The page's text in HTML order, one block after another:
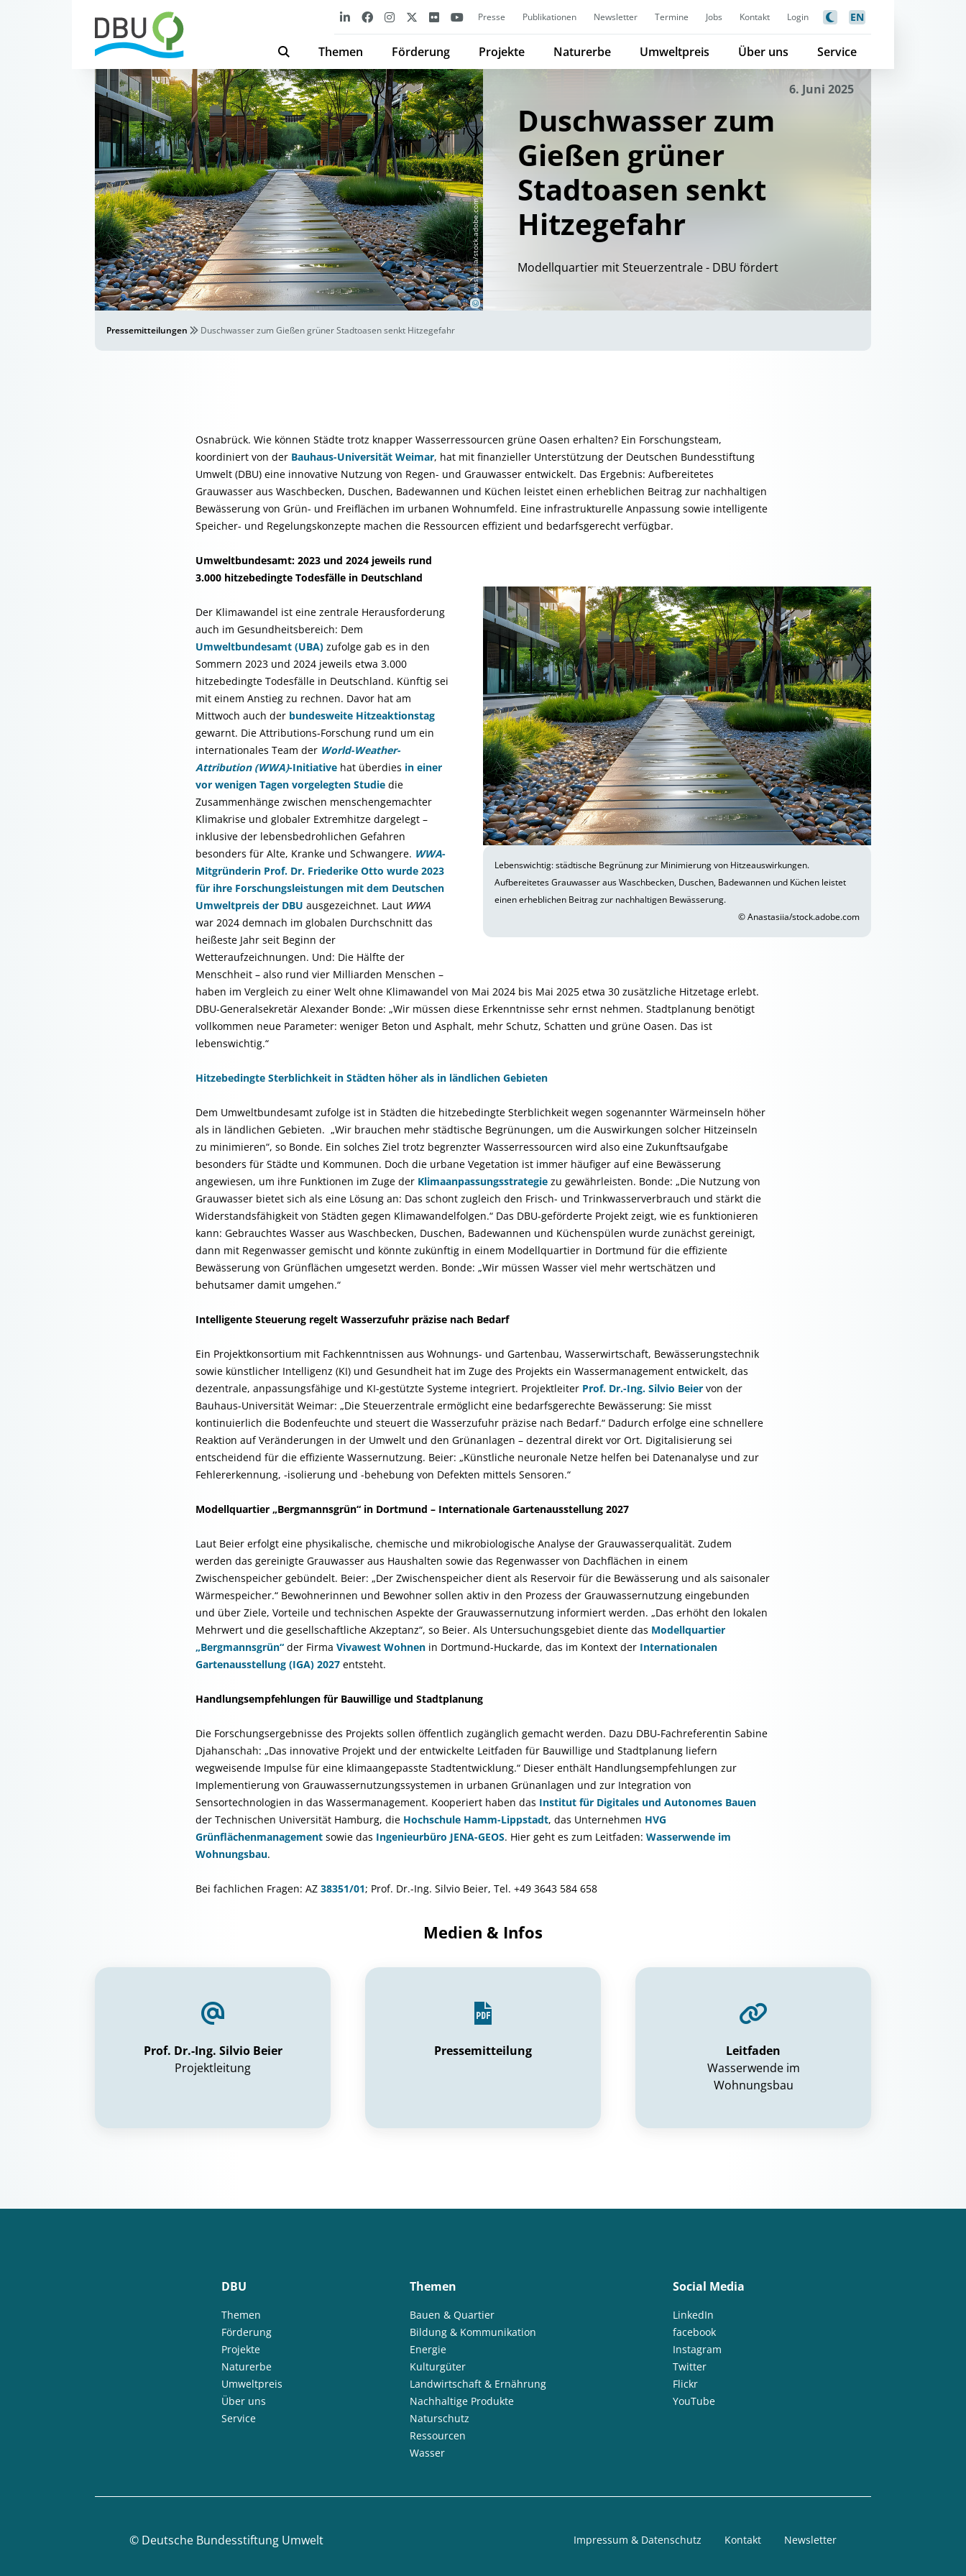
Presse Publikationen Newsletter Termine Jobs Kontakt Login EN
Themen Förderung Projekte Naturerbe Umweltpreis Über uns Service
©
Anastasiia/stock.adobe.com
6. Juni 2025
Duschwasser zum
Gießen grüner
Stadtoasen senkt
Hitzegefahr
Modellquartier mit Steuerzentrale - DBU fördert
Pressemitteilungen Duschwasser zum Gießen grüner Stadtoasen senkt Hitzegefahr
Osnabrück. Wie können Städte trotz knapper Wasserressourcen grüne Oasen erhalten? Ein Forschungsteam,
koordiniert von der Bauhaus-Universität Weimar, hat mit finanzieller Unterstützung der Deutschen Bundesstiftung
Umwelt (DBU) eine innovative Nutzung von Regen- und Grauwasser entwickelt. Das Ergebnis: Aufbereitetes
Grauwasser aus Waschbecken, Duschen, Badewannen und Küchen leistet einen erheblichen Beitrag zur nachhaltigen
Bewässerung von Grün- und Freiflächen im urbanen Wohnumfeld. Eine infrastrukturelle Anpassung sowie intelligente
Speicher- und Regelungskonzepte machen die Ressourcen effizient und bedarfsgerecht verfügbar.
Lebenswichtig: städtische Begrünung zur Minimierung von Hitzeauswirkungen.
Aufbereitetes Grauwasser aus Waschbecken, Duschen, Badewannen und Küchen leistet
einen erheblichen Beitrag zur nachhaltigen Bewässerung.
© Anastasiia/stock.adobe.com
Umweltbundesamt: 2023 und 2024 jeweils rund
3.000 hitzebedingte Todesfälle in Deutschland
Der Klimawandel ist eine zentrale Herausforderung
auch im Gesundheitsbereich: Dem
Umweltbundesamt (UBA) zufolge gab es in den
Sommern 2023 und 2024 jeweils etwa 3.000
hitzebedingte Todesfälle in Deutschland. Künftig sei
mit einem Anstieg zu rechnen. Davor hat am
Mittwoch auch der bundesweite Hitzeaktionstag
gewarnt. Die Attributions-Forschung rund um ein
internationales Team der World-Weather-
Attribution (WWA)-Initiative hat überdies in einer
vor wenigen Tagen vorgelegten Studie die
Zusammenhänge zwischen menschengemachter
Klimakrise und globaler Extremhitze dargelegt –
inklusive der lebensbedrohlichen Gefahren
besonders für Alte, Kranke und Schwangere. WWA-
Mitgründerin Prof. Dr. Friederike Otto wurde 2023
für ihre Forschungsleistungen mit dem Deutschen
Umweltpreis der DBU ausgezeichnet. Laut WWA
war 2024 demnach im globalen Durchschnitt das
heißeste Jahr seit Beginn der
Wetteraufzeichnungen. Und: Die Hälfte der
Menschheit – also rund vier Milliarden Menschen –
haben im Vergleich zu einer Welt ohne Klimawandel von Mai 2024 bis Mai 2025 etwa 30 zusätzliche Hitzetage erlebt.
DBU-Generalsekretär Alexander Bonde: „Wir müssen diese Erkenntnisse sehr ernst nehmen. Stadtplanung benötigt
vollkommen neue Parameter: weniger Beton und Asphalt, mehr Schutz, Schatten und grüne Oasen. Das ist
lebenswichtig.“
Hitzebedingte Sterblichkeit in Städten höher als in ländlichen Gebieten
Dem Umweltbundesamt zufolge ist in Städten die hitzebedingte Sterblichkeit wegen sogenannter Wärmeinseln höher
als in ländlichen Gebieten. „Wir brauchen mehr städtische Begrünungen, um die Auswirkungen solcher Hitzeinseln
zu minimieren“, so Bonde. Ein solches Ziel trotz begrenzter Wasserressourcen wird also eine Zukunftsaufgabe
besonders für Städte und Kommunen. Doch die urbane Vegetation ist immer häufiger auf eine Bewässerung
angewiesen, um ihre Funktionen im Zuge der Klimaanpassungsstrategie zu gewährleisten. Bonde: „Die Nutzung von
Grauwasser bietet sich als eine Lösung an: Das schont zugleich den Frisch- und Trinkwasserverbrauch und stärkt die
Widerstandsfähigkeit von Städten gegen Klimawandelfolgen.“ Das DBU-geförderte Projekt zeigt, wie es funktionieren
kann: Gebrauchtes Wasser aus Waschbecken, Duschen, Badewannen und Küchenspülen wurde zunächst gereinigt,
dann mit Regenwasser gemischt und könnte zukünftig in einem Modellquartier in Dortmund für die effiziente
Bewässerung von Grünflächen umgesetzt werden. Bonde: „Wir müssen Wasser viel mehr wertschätzen und
behutsamer damit umgehen.“
Intelligente Steuerung regelt Wasserzufuhr präzise nach Bedarf
Ein Projektkonsortium mit Fachkenntnissen aus Wohnungs- und Gartenbau, Wasserwirtschaft, Bewässerungstechnik
sowie künstlicher Intelligenz (KI) und Gesundheit hat im Zuge des Projekts ein Wassermanagement entwickelt, das
dezentrale, anpassungsfähige und KI-gestützte Systeme integriert. Projektleiter Prof. Dr.-Ing. Silvio Beier von der
Bauhaus-Universität Weimar: „Die Steuerzentrale ermöglicht eine bedarfsgerechte Bewässerung: Sie misst
kontinuierlich die Bodenfeuchte und steuert die Wasserzufuhr präzise nach Bedarf.“ Dadurch erfolge eine schnellere
Reaktion auf Veränderungen in der Umwelt und den Grünanlagen – dezentral direkt vor Ort. Digitalisierung sei
entscheidend für die effiziente Wassernutzung. Beier: „Künstliche neuronale Netze helfen bei Datenanalyse und zur
Fehlererkennung, -isolierung und -behebung von Defekten mittels Sensoren.“
Modellquartier „Bergmannsgrün“ in Dortmund – Internationale Gartenausstellung 2027
Laut Beier erfolgt eine physikalische, chemische und mikrobiologische Analyse der Grauwasserqualität. Zudem
werden das gereinigte Grauwasser aus Haushalten sowie das Regenwasser von Dachflächen in einem
Zwischenspeicher gebündelt. Beier: „Der Zwischenspeicher dient als Reservoir für die Bewässerung und als saisonaler
Wärmespeicher.“ Bewohnerinnen und Bewohner sollen aktiv in den Prozess der Grauwassernutzung eingebunden
und über Ziele, Vorteile und technischen Aspekte der Grauwassernutzung informiert werden. „Das erhöht den lokalen
Mehrwert und die gesellschaftliche Akzeptanz“, so Beier. Als Untersuchungsgebiet diente das Modellquartier
„Bergmannsgrün“ der Firma Vivawest Wohnen in Dortmund-Huckarde, das im Kontext der Internationalen
Gartenausstellung (IGA) 2027 entsteht.
Handlungsempfehlungen für Bauwillige und Stadtplanung
Die Forschungsergebnisse des Projekts sollen öffentlich zugänglich gemacht werden. Dazu DBU-Fachreferentin Sabine
Djahanschah: „Das innovative Projekt und der entwickelte Leitfaden für Bauwillige und Stadtplanung liefern
wegweisende Impulse für eine klimaangepasste Stadtentwicklung.“ Dieser enthält Handlungsempfehlungen zur
Implementierung von Grauwassernutzungssystemen in urbanen Grünanlagen und zur Integration von
Sensortechnologien in das Wassermanagement. Kooperiert haben das Institut für Digitales und Autonomes Bauen
der Technischen Universität Hamburg, die Hochschule Hamm-Lippstadt, das Unternehmen HVG
Grünflächenmanagement sowie das Ingenieurbüro JENA-GEOS. Hier geht es zum Leitfaden: Wasserwende im
Wohnungsbau.
Bei fachlichen Fragen: AZ 38351/01; Prof. Dr.-Ing. Silvio Beier, Tel. +49 3643 584 658
Medien & Infos
Prof. Dr.-Ing. Silvio Beier
Projektleitung
Pressemitteilung
Leitfaden
Wasserwende im
Wohnungsbau
DBU
Themen
Förderung
Projekte
Naturerbe
Umweltpreis
Über uns
Service
Themen
Bauen & Quartier
Bildung & Kommunikation
Energie
Kulturgüter
Landwirtschaft & Ernährung
Nachhaltige Produkte
Naturschutz
Ressourcen
Wasser
Social Media
LinkedIn
facebook
Instagram
Twitter
Flickr
YouTube
© Deutsche Bundesstiftung Umwelt Impressum & Datenschutz Kontakt Newsletter